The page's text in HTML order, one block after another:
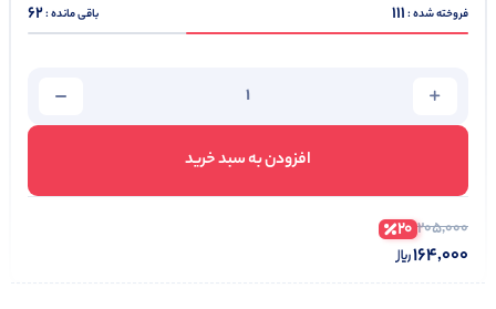
فروخته شده :111 باقی مانده :62
افزودن به سبد خرید
205,000
20
164,000